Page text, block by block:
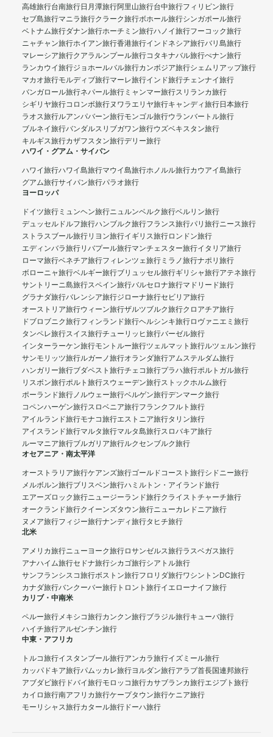
高雄旅行台南旅行日月潭旅行阿里山旅行台中旅行フィリピン旅行
セブ島旅行マニラ旅行クラーク旅行ボホール旅行シンガポール旅行
ベトナム旅行ダナン旅行ホーチミン旅行ハノイ旅行フーコック旅行
ニャチャン旅行ホイアン旅行香港旅行インドネシア旅行バリ島旅行
マレーシア旅行クアラルンプール旅行コタキナバル旅行ぺナン旅行
ランカウイ旅行ジョホールバル旅行カンボジア旅行シェムリアップ旅行
マカオ旅行モルディブ旅行マーレ旅行インド旅行チェンナイ旅行
バンガロール旅行ネパール旅行 ミャンマー旅行スリランカ旅行
シギリヤ旅行コロンボ旅行ヌワラエリヤ旅行キャンディ旅行日本旅行
ラオス旅行ルアンパバーン旅行モンゴル旅行ウランバートル旅行
ブルネイ旅行バンダルスリブガワン旅行ウズベキスタン旅行
キルギス旅行カザフスタン旅行デリー旅行
ハワイ・グアム・サイパン
ハワイ旅行ハワイ島旅行マウイ島旅行ホノルル旅行カウアイ島旅行
グアム旅行サイパン旅行パラオ旅行
ヨーロッパ
ドイツ旅行 ミュンヘン旅行ニュルンベルク旅行ベルリン旅行
デュッセルドルフ旅行ハンブルク旅行フランス旅行パリ旅行ニース旅行
ストラスブール旅行リヨン旅行イギリス旅行ロンドン旅行
エディンバラ旅行リバプール旅行マンチェスター旅行イタリア旅行
ローマ旅行ベネチア旅行フィレンツェ旅行 ミラノ旅行ナポリ旅行
ボローニャ旅行ベルギー旅行ブリュッセル旅行ギリシャ旅行アテネ旅行
サントリーニ島旅行スペイン旅行バルセロナ旅行マドリード旅行
グラナダ旅行バレンシア旅行ジローナ旅行セビリア旅行
オーストリア旅行ウィーン旅行ザルツブルク旅行クロアチア旅行
ドブロブニク旅行フィンランド旅行ヘルシンキ旅行ロヴァニエミ旅行
タンペレ旅行スイス旅行チューリッヒ旅行バーゼル旅行
インターラーケン旅行モントルー旅行ツェルマット旅行ルツェルン旅行
サンモリッツ旅行ルガーノ旅行オランダ旅行アムステルダム旅行
ハンガリー旅行ブダペスト旅行チェコ旅行プラハ旅行ポルトガル旅行
リスボン旅行ポルト旅行スウェーデン旅行ストックホルム旅行
ポーランド旅行ノルウェー旅行ベルゲン旅行デンマーク旅行
コペンハーゲン旅行スロベニア旅行フランクフルト旅行
アイルランド旅行モナコ旅行エストニア旅行タリン旅行
アイスランド旅行マルタ旅行マルタ島旅行スロバキア旅行
ルーマニア旅行ブルガリア旅行ルクセンブルク旅行
オセアニア・南太平洋
オーストラリア旅行ケアンズ旅行ゴールドコースト旅行シドニー旅行
メルボルン旅行ブリスベン旅行ハミルトン・アイランド旅行
エアーズロック旅行ニュージーランド旅行クライストチャーチ旅行
オークランド旅行クイーンズタウン旅行ニューカレドニア旅行
ヌメア旅行フィジー旅行ナンディ旅行タヒチ旅行
北米
アメリカ旅行ニューヨーク旅行ロサンゼルス旅行ラスベガス旅行
アナハイム旅行セドナ旅行シカゴ旅行シアトル旅行
サンフランシスコ旅行ボストン旅行フロリダ旅行ワシントンDC旅行
カナダ旅行バンクーバー旅行 トロント旅行イエローナイフ旅行
カリブ・中南米
ペルー旅行メキシコ旅行カンクン旅行ブラジル旅行キューバ旅行
ハイチ旅行アルゼンチン旅行
中東・アフリカ
トルコ旅行イスタンブール旅行アンカラ旅行イズミール旅行
カッパドキア旅行パムッカレ旅行ヨルダン旅行アラブ首長国連邦旅行
アブダビ旅行 ドバイ旅行モロッコ旅行カサブランカ旅行エジプト旅行
カイロ旅行南アフリカ旅行ケープタウン旅行ケニア旅行
モーリシャス旅行カタール旅行 ドーハ旅行